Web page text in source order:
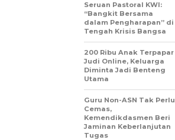
Seruan Pastoral KWI:
“Bangkit Bersama
dalam Pengharapan” di
Tengah Krisis Bangsa
200 Ribu Anak Terpapar
Judi Online, Keluarga
Diminta Jadi Benteng
Utama
Guru Non-ASN Tak Perlu
Cemas,
Kemendikdasmen Beri
Jaminan Keberlanjutan
Tugas